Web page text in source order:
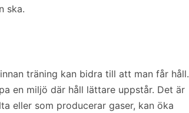
ska.
träning kan bidra till att man får håll.
en miljö där håll lättare uppstår. Det är
eller som producerar gaser, kan öka